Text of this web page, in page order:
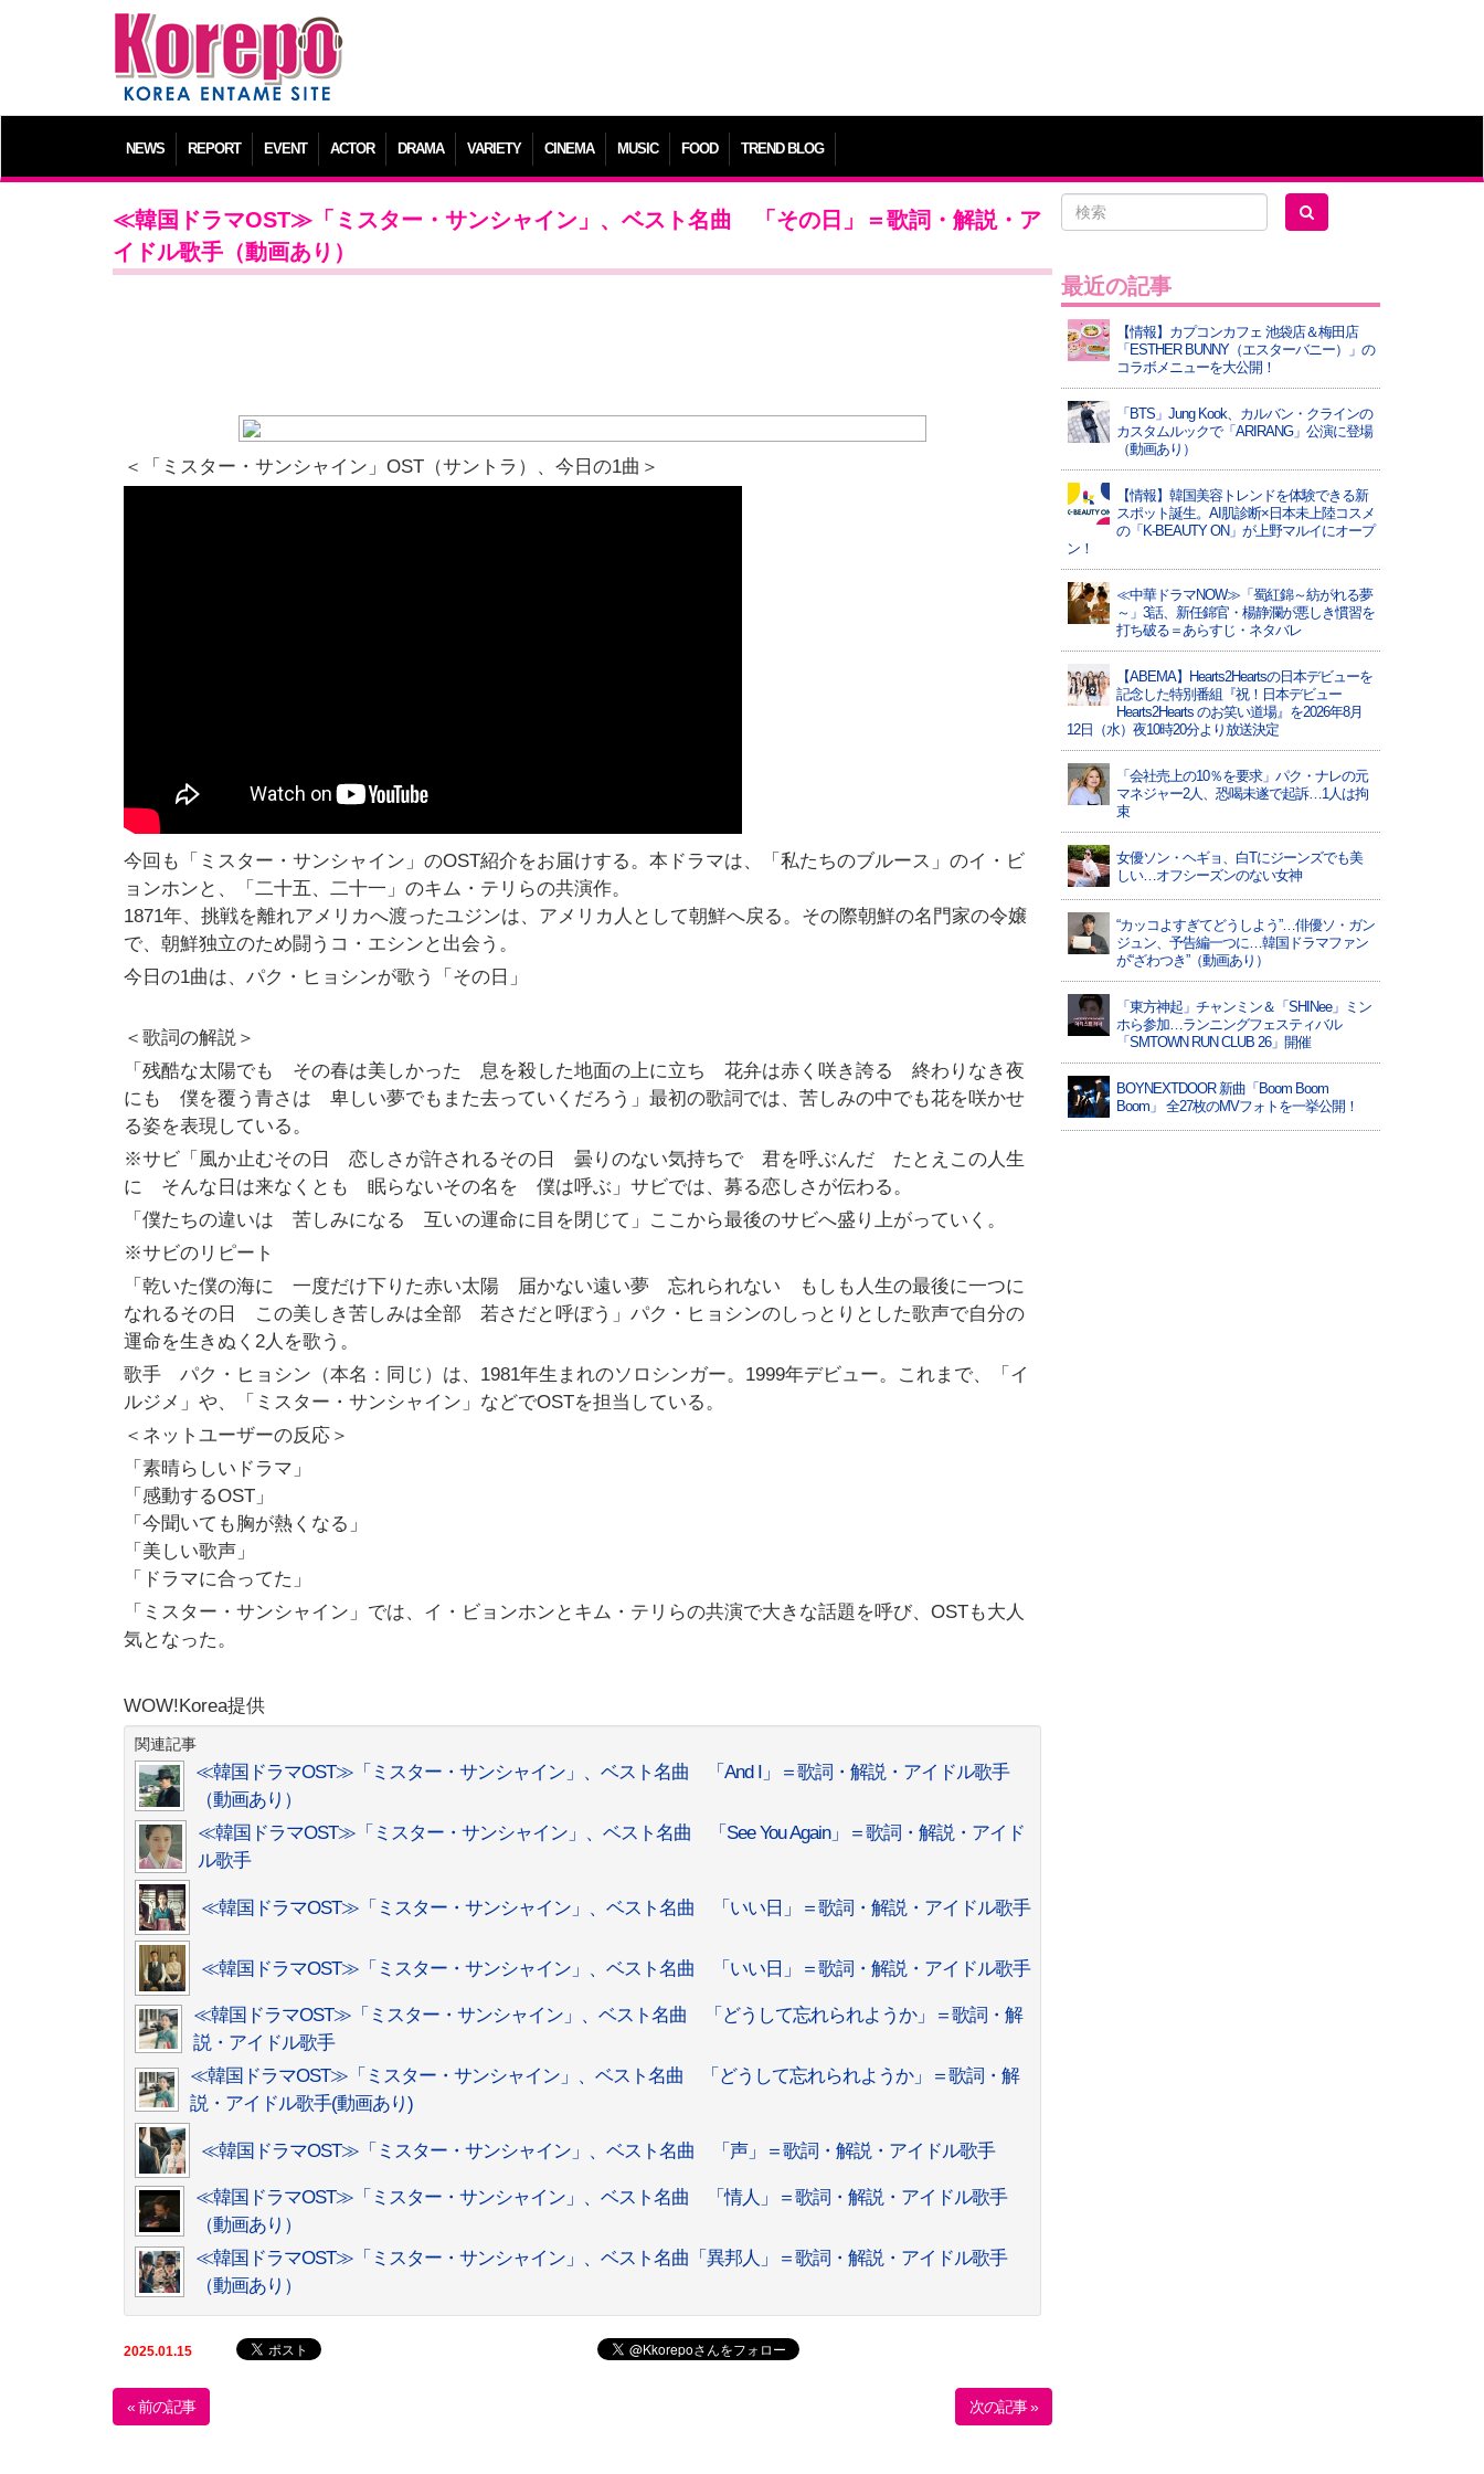
NEWS REPORT EVENT ACTOR DRAMA VARIETY CINEMA MUSIC FOOD TREND BLOG
≪韓国ドラマOST≫「ミスター・サンシャイン」、ベスト名曲 「その日」＝歌詞・解説・ア
イドル歌手（動画あり）
＜「ミスター・サンシャイン」OST（サントラ）、今日の1曲＞
今回も「ミスター・サンシャイン」のOST紹介をお届けする。本ドラマは、「私たちのブルース」のイ・ビ
ョンホンと、「二十五、二十一」のキム・テリらの共演作。
1871年、挑戦を離れアメリカへ渡ったユジンは、アメリカ人として朝鮮へ戻る。その際朝鮮の名門家の令嬢
で、朝鮮独立のため闘うコ・エシンと出会う。
今日の1曲は、パク・ヒョシンが歌う「その日」
＜歌詞の解説＞
「残酷な太陽でも その春は美しかった 息を殺した地面の上に立ち 花弁は赤く咲き誇る 終わりなき夜
にも 僕を覆う青さは 卑しい夢でもまた去っていくだろう」最初の歌詞では、苦しみの中でも花を咲かせ
る姿を表現している。
※サビ「風か止むその日 恋しさが許されるその日 曇りのない気持ちで 君を呼ぶんだ たとえこの人生
に そんな日は来なくとも 眠らないその名を 僕は呼ぶ」サビでは、募る恋しさが伝わる。
「僕たちの違いは 苦しみになる 互いの運命に目を閉じて」ここから最後のサビへ盛り上がっていく。
※サビのリピート
「乾いた僕の海に 一度だけ下りた赤い太陽 届かない遠い夢 忘れられない もしも人生の最後に一つに
なれるその日 この美しき苦しみは全部 若さだと呼ぼう」パク・ヒョシンのしっとりとした歌声で自分の
運命を生きぬく2人を歌う。
歌手 パク・ヒョシン（本名：同じ）は、1981年生まれのソロシンガー。1999年デビュー。これまで、「イ
ルジメ」や、「ミスター・サンシャイン」などでOSTを担当している。
＜ネットユーザーの反応＞
「素晴らしいドラマ」
「感動するOST」
「今聞いても胸が熱くなる」
「美しい歌声」
「ドラマに合ってた」
「ミスター・サンシャイン」では、イ・ビョンホンとキム・テリらの共演で大きな話題を呼び、OSTも大人
気となった。
WOW!Korea提供
関連記事
≪韓国ドラマOST≫「ミスター・サンシャイン」、ベスト名曲 「And I」＝歌詞・解説・アイドル歌手
（動画あり）
≪韓国ドラマOST≫「ミスター・サンシャイン」、ベスト名曲 「See You Again」＝歌詞・解説・アイド
ル歌手
≪韓国ドラマOST≫「ミスター・サンシャイン」、ベスト名曲 「いい日」＝歌詞・解説・アイドル歌手
≪韓国ドラマOST≫「ミスター・サンシャイン」、ベスト名曲 「いい日」＝歌詞・解説・アイドル歌手
≪韓国ドラマOST≫「ミスター・サンシャイン」、ベスト名曲 「どうして忘れられようか」＝歌詞・解
説・アイドル歌手
≪韓国ドラマOST≫「ミスター・サンシャイン」、ベスト名曲 「どうして忘れられようか」＝歌詞・解
説・アイドル歌手(動画あり)
≪韓国ドラマOST≫「ミスター・サンシャイン」、ベスト名曲 「声」＝歌詞・解説・アイドル歌手
≪韓国ドラマOST≫「ミスター・サンシャイン」、ベスト名曲 「情人」＝歌詞・解説・アイドル歌手
（動画あり）
≪韓国ドラマOST≫「ミスター・サンシャイン」、ベスト名曲「異邦人」＝歌詞・解説・アイドル歌手
（動画あり）
2025.01.15
« 前の記事 次の記事 »
最近の記事
【情報】カプコンカフェ 池袋店＆梅田店
「ESTHER BUNNY（エスターバニー）」の
コラボメニューを大公開！
「BTS」Jung Kook、カルバン・クラインの
カスタムルックで「ARIRANG」公演に登場
（動画あり）
【情報】韓国美容トレンドを体験できる新
スポット誕生。AI肌診断×日本未上陸コスメ
の「K-BEAUTY ON」が上野マルイにオープ
ン！
≪中華ドラマNOW≫「蜀紅錦～紡がれる夢
～」3話、新任錦官・楊静瀾が悪しき慣習を
打ち破る＝あらすじ・ネタバレ
【ABEMA】Hearts2Heartsの日本デビューを
記念した特別番組『祝！日本デビュー
Hearts2Hearts のお笑い道場』を2026年8月
12日（水）夜10時20分より放送決定
「会社売上の10％を要求」パク・ナレの元
マネジャー2人、恐喝未遂で起訴…1人は拘
束
女優ソン・ヘギョ、白Tにジーンズでも美
しい…オフシーズンのない女神
“カッコよすぎてどうしよう”…俳優ソ・ガン
ジュン、予告編一つに…韓国ドラマファン
が“ざわつき”（動画あり）
「東方神起」チャンミン＆「SHINee」ミン
ホら参加…ランニングフェスティバル
「SMTOWN RUN CLUB 26」開催
BOYNEXTDOOR 新曲「Boom Boom
Boom」 全27枚のMVフォトを一挙公開！